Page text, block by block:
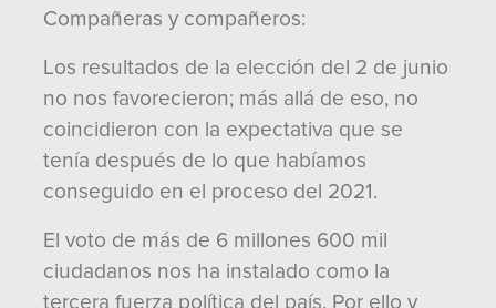
Compañeras y compañeros:
Los resultados de la elección del 2 de junio
no nos favorecieron; más allá de eso, no
coincidieron con la expectativa que se
tenía después de lo que habíamos
conseguido en el proceso del 2021.
El voto de más de 6 millones 600 mil
ciudadanos nos ha instalado como la
tercera fuerza política del país. Por ello y